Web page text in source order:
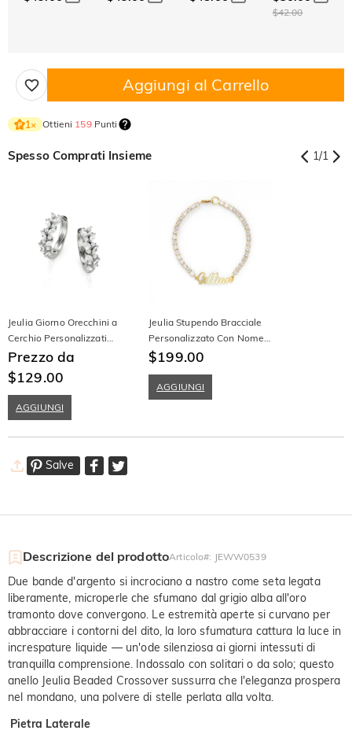
$42.00
Aggiungi al Carrello
1× Ottieni 159Punti
Spesso Comprati Insieme 1/1
Jeulia Giorno Orecchini a
Cerchio Personalizzati
Taglio a Tondo e Marquise
Prezzo da
$129.00
AGGIUNGI
Jeulia Stupendo Bracciale
Personalizzato Con Nome
Taglio Rotondo
$199.00
AGGIUNGI
Salve
Descrizione del prodottoArticolo#: JEWW0539
Due bande d'argento si incrociano a nastro come seta legata
liberamente, microperle che sfumano dal grigio alba all'oro
tramonto dove convergono. Le estremità aperte si curvano per
abbracciare i contorni del dito, la loro sfumatura cattura la luce in
increspature liquide — un'ode silenziosa ai giorni intessuti di
tranquilla comprensione. Indossalo con solitari o da solo; questo
anello Jeulia Beaded Crossover sussurra che l'eleganza prospera
nel mondano, una polvere di stelle perlata alla volta.
Pietra Laterale